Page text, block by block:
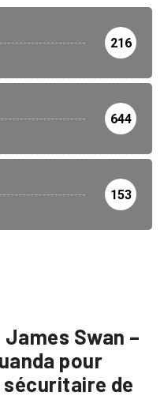
216
644
153
Swan –
pour
de